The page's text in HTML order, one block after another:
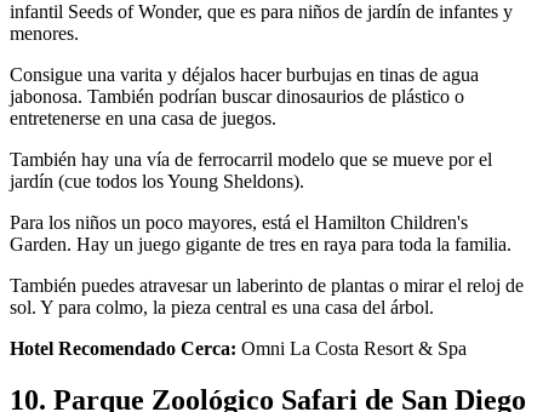
infantil Seeds of Wonder, que es para niños de jardín de infantes y
menores.
Consigue una varita y déjalos hacer burbujas en tinas de agua
jabonosa. También podrían buscar dinosaurios de plástico o
entretenerse en una casa de juegos.
También hay una vía de ferrocarril modelo que se mueve por el
jardín (cue todos los Young Sheldons).
Para los niños un poco mayores, está el Hamilton Children's
Garden. Hay un juego gigante de tres en raya para toda la familia.
También puedes atravesar un laberinto de plantas o mirar el reloj de
sol. Y para colmo, la pieza central es una casa del árbol.
Hotel Recomendado Cerca: Omni La Costa Resort & Spa
10. Parque Zoológico Safari de San Diego